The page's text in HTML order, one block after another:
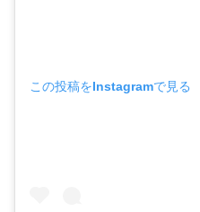
この投稿をInstagramで見る